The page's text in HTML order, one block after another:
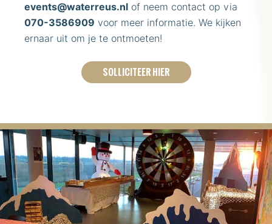
events@waterreus.nl of neem contact op via
070-3586909 voor meer informatie. We kijken
ernaar uit om je te ontmoeten!
SOLLICITEER HIER